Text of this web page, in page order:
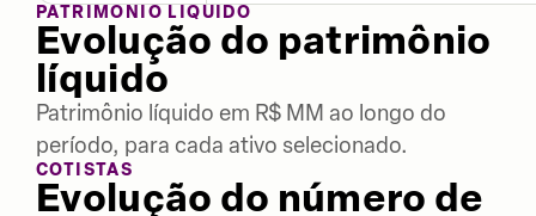
PATRIMÔNIO LÍQUIDO
Evolução do patrimônio
líquido
Patrimônio líquido em R$ MM ao longo do
período, para cada ativo selecionado.
COTISTAS
Evolução do número de